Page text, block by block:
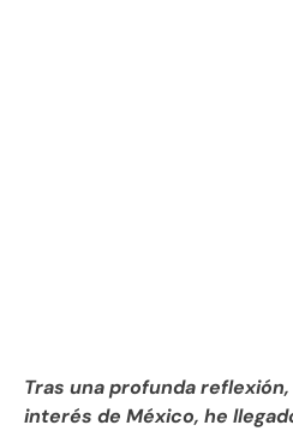
Tras una profunda
interés de México, he